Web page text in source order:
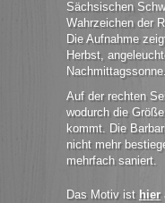
Sächsischen
Wahrzeichen der
Die Aufnahme
Herbst,
Nachmittagssonne.
Auf der rechten
wodurch die
kommt. Die
nicht mehr
mehrfach saniert.
Das Motiv ist hier